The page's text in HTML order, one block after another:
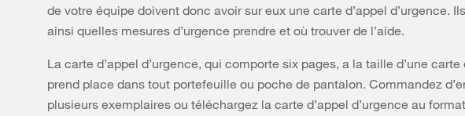
de votre équipe doivent donc avoir sur eux une carte d’appel d’urgence.
ainsi quelles mesures d’urgence prendre et où trouver de l’aide.
La carte d’appel d’urgence, qui comporte six pages, a la taille d’une
prend place dans tout portefeuille ou poche de pantalon. Commandez
plusieurs exemplaires ou téléchargez la carte d’appel d’urgence au format